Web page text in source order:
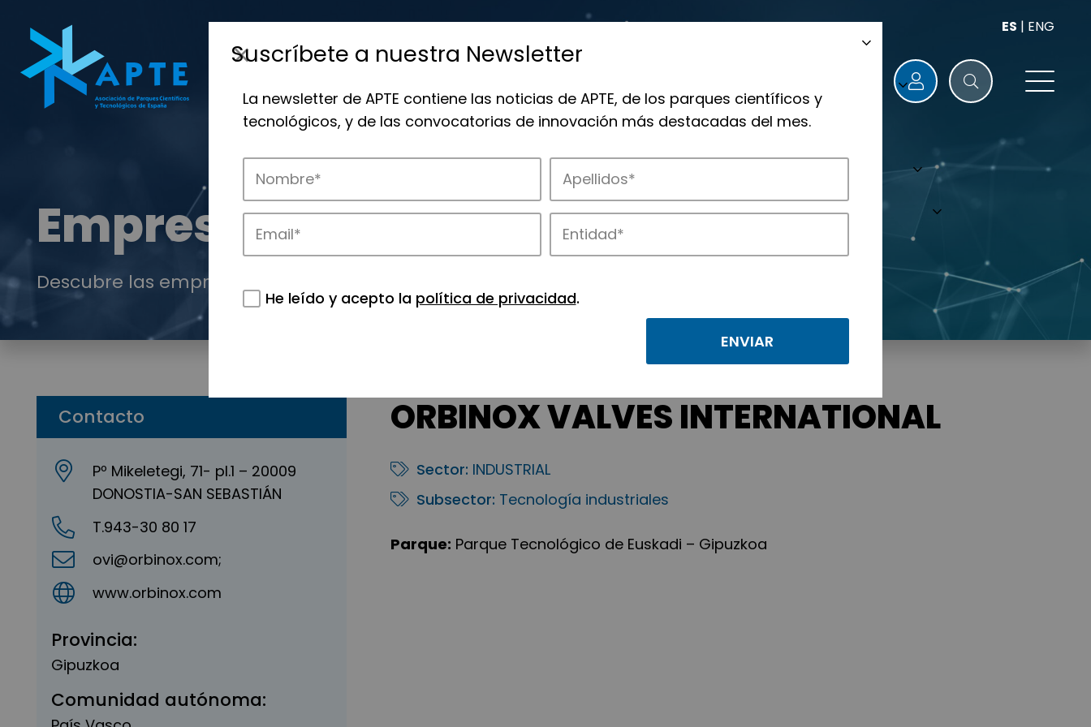
ES | ENG
Empresas
Descubre las empresas que impulsan la innovación en los parques de APTE.
Contacto
Pº Mikeletegi, 71- pl.1 – 20009
DONOSTIA-SAN SEBASTIÁN
T.943-30 80 17
ovi@orbinox.com;
www.orbinox.com
Provincia:
Gipuzkoa
Comunidad autónoma:
ORBINOX VALVES INTERNATIONAL
Sector: INDUSTRIAL
Subsector: Tecnología industriales
Parque: Parque Tecnológico de Euskadi – Gipuzkoa
Suscríbete a nuestra Newsletter
La newsletter de APTE contiene las noticias de APTE, de los parques científicos y
tecnológicos, y de las convocatorias de innovación más destacadas del mes.
He leído y acepto la política de privacidad.